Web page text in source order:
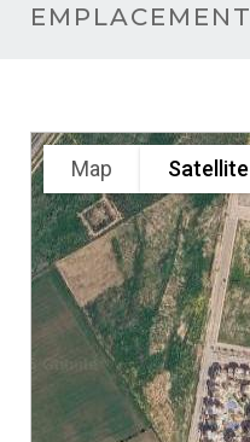
EMPLACEMENT
Map Satellite